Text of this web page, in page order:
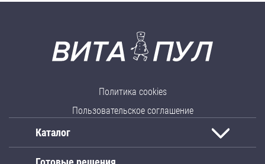
Политика cookies
Пользовательское соглашение
Каталог